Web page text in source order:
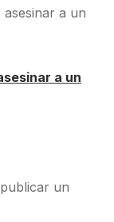
a un
un